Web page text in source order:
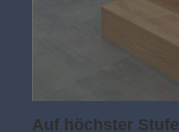
Auf höchster Stufe